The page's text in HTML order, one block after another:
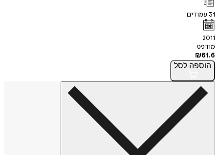
31 עמודים
2011
מודפס
₪61.6
הוספה לסל